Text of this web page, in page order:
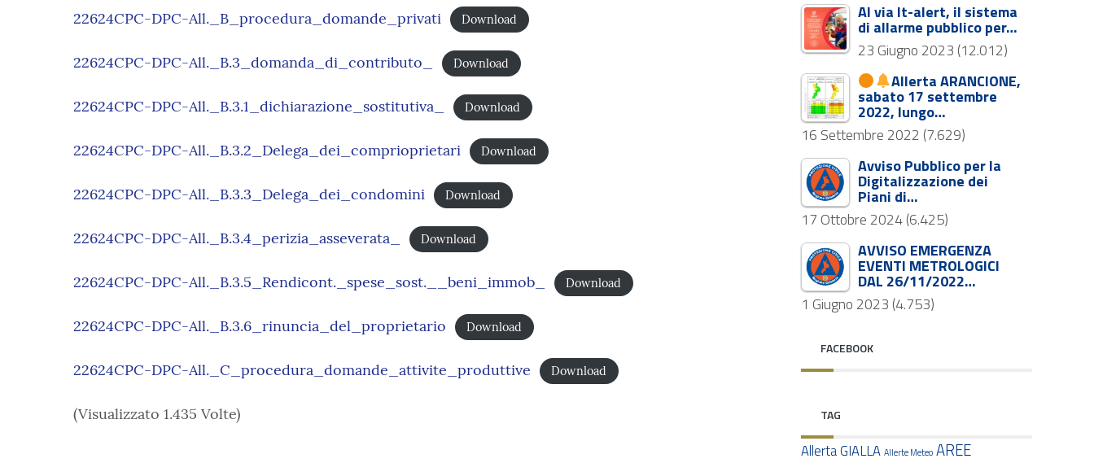
22624CPC-DPC-All._B_procedura_domande_privati Download
22624CPC-DPC-All._B.3_domanda_di_contributo_ Download
22624CPC-DPC-All._B.3.1_dichiarazione_sostitutiva_ Download
22624CPC-DPC-All._B.3.2_Delega_dei_comprioprietari Download
22624CPC-DPC-All._B.3.3_Delega_dei_condomini Download
22624CPC-DPC-All._B.3.4_perizia_asseverata_ Download
22624CPC-DPC-All._B.3.5_Rendicont._spese_sost.__beni_immob_ Download
22624CPC-DPC-All._B.3.6_rinuncia_del_proprietario Download
22624CPC-DPC-All._C_procedura_domande_attivite_produttive Download
(Visualizzato 1.435 Volte)
Al via It-alert, il sistema
di allarme pubblico per…
23 Giugno 2023 (12.012)
Allerta ARANCIONE,
sabato 17 settembre
2022, lungo…
16 Settembre 2022 (7.629)
Avviso Pubblico per la
Digitalizzazione dei
Piani di…
17 Ottobre 2024(6.425)
AVVISO EMERGENZA
EVENTI METROLOGICI
DAL 26/11/2022…
1 Giugno 2023 (4.753)
FACEBOOK
TAG
Allerta GIALLA Allerte Meteo AREE